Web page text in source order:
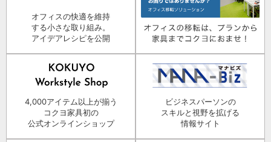
オフィスの快適を維持
する小さな取り組み。
アイデアレシピを公開
4,000アイテム以上が揃う
コクヨ家具初の
公式オンラインショップ
ビジネスパーソンの
スキルと視野を拡げる
情報サイト